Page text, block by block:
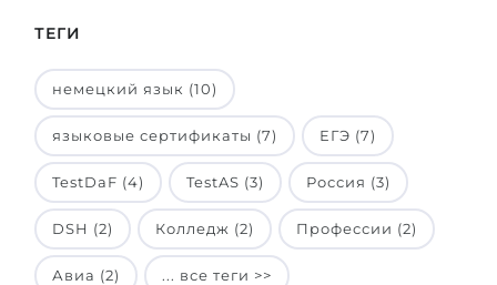
ТЕГИ
немецкий язык (10)
языковые сертификаты (7) ЕГЭ (7)
TestDaF (4) TestAS (3) Россия (3)
DSH (2) Колледж (2) Профессии (2)
Авиа (2) ... все теги >>